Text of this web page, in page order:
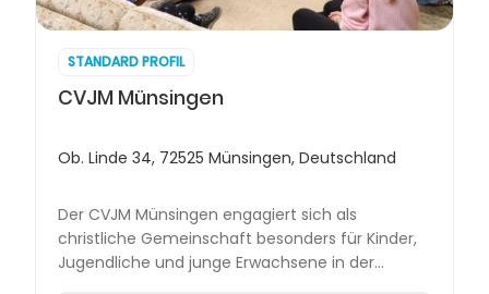
STANDARD PROFIL
CVJM Münsingen
Ob. Linde 34, 72525 Münsingen, Deutschland
Der CVJM Münsingen engagiert sich als
christliche Gemeinschaft besonders für Kinder,
Jugendliche und junge Erwachsene in der